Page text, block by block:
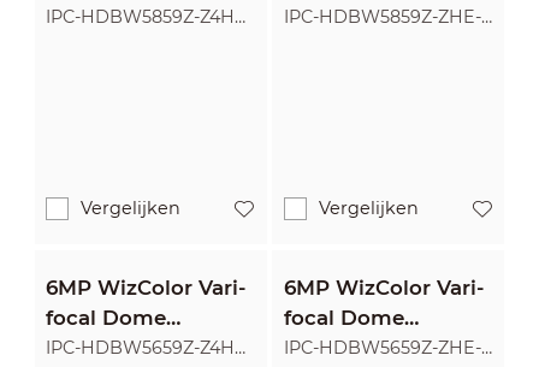
WizMind Network
IPC-HDBW5859Z-Z4HE-
Vergelijken
WizMind Network
IPC-HDBW5859Z-ZHE-
Vergelijken
6MP WizColor Vari-
focal Dome
WizMind Network
IPC-HDBW5659Z-Z4HE-
6MP WizColor Vari-
focal Dome
WizMind Network
IPC-HDBW5659Z-ZHE-